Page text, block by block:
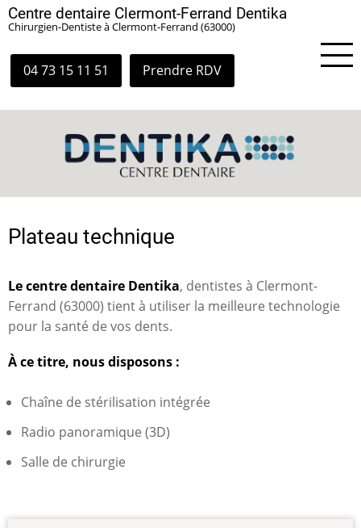
Aller
au
contenu
principal
Centre dentaire Clermont-Ferrand Dentika
Chirurgien‑Dentiste à Clermont‑Ferrand (63000)
04 73 15 11 51 Prendre RDV
Plateau technique
Le centre dentaire Dentika, dentistes à Clermont-
Ferrand (63000) tient à utiliser la meilleure technologie
pour la santé de vos dents.
À ce titre, nous disposons :
Chaîne de stérilisation intégrée
Radio panoramique (3D)
Salle de chirurgie